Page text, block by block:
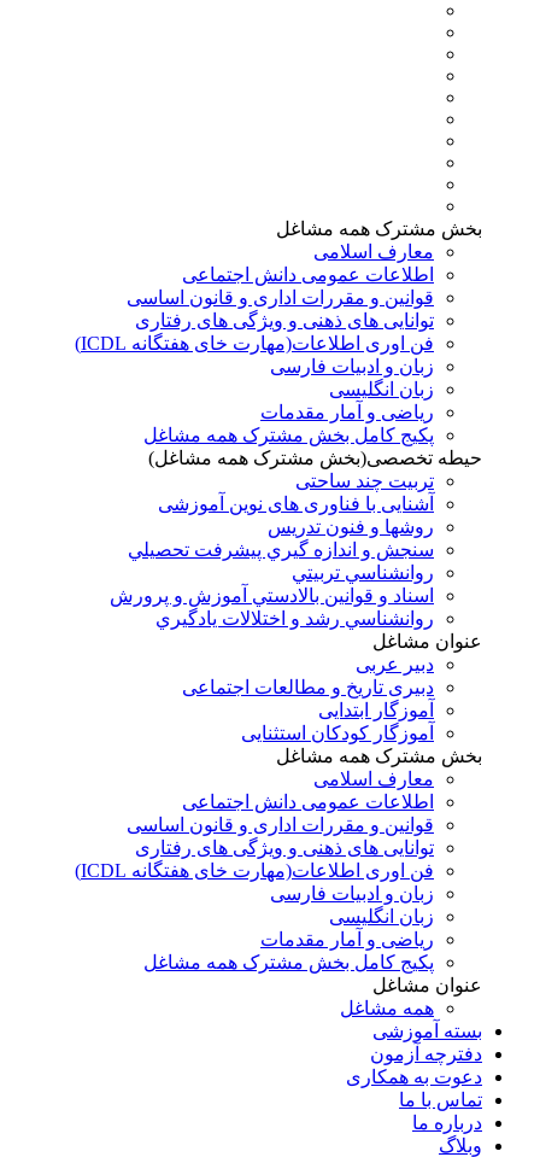
بخش مشترک همه مشاغل
معارف اسلامی
اطلاعات عمومی دانش اجتماعی
قوانین و مقررات اداری و قانون اساسی
توانایی های ذهنی و ویژگی های رفتاری
فن اوری اطلاعات(مهارت خای هفتگانه ICDL)
زبان و ادبیات فارسی
زبان انگلیسی
ریاضی و آمار مقدمات
پکیج کامل بخش مشترک همه مشاغل
حیطه تخصصی(بخش مشترک همه مشاغل)
تربیت چند ساحتی
آشنایی با فناوری های نوین آموزشی
روشها و فنون تدريس
سنجش و اندازه گيري پيشرفت تحصيلي
روانشناسي تربيتي
اسناد و قوانين بالادستي آموزش و پرورش
روانشناسي رشد و اختلالات يادگيري
عنوان مشاغل
دبير عربی
دبیری تاریخ و مطالعات اجتماعی
آموزگار ابتدایی
آموزگار کودکان استثنایی
بخش مشترک همه مشاغل
معارف اسلامی
اطلاعات عمومی دانش اجتماعی
قوانین و مقررات اداری و قانون اساسی
توانایی های ذهنی و ویژگی های رفتاری
فن اوری اطلاعات(مهارت خای هفتگانه ICDL)
زبان و ادبیات فارسی
زبان انگلیسی
ریاضی و آمار مقدمات
پکیج کامل بخش مشترک همه مشاغل
عنوان مشاغل
همه مشاغل
بسته آموزشی
دفترچه آزمون
دعوت به همکاری
تماس با ما
درباره ما
وبلاگ